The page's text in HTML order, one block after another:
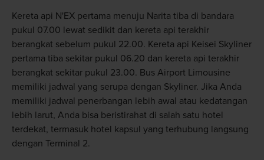
Kereta api N'EX pertama menuju Narita tiba di bandara
pukul 07.00 lewat sedikit dan kereta api terakhir
berangkat sebelum pukul 22.00. Kereta api Keisei Skyliner
pertama tiba sekitar pukul 06.20 dan kereta api terakhir
berangkat sekitar pukul 23.00. Bus Airport Limousine
memiliki jadwal yang serupa dengan Skyliner. Jika Anda
memiliki jadwal penerbangan lebih awal atau kedatangan
lebih larut, Anda bisa beristirahat di salah satu hotel
terdekat, termasuk hotel kapsul yang terhubung langsung
dengan Terminal 2.